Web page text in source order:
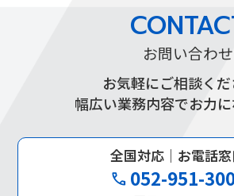
お問い合わせ
お気軽にご相談くだ
幅広い業務内容でお力に
全国対応｜お電話窓
phone 052-951-